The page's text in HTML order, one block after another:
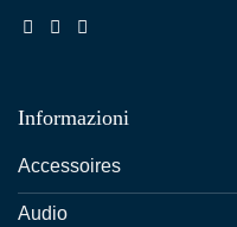
Informazioni
Accessoires
Audio